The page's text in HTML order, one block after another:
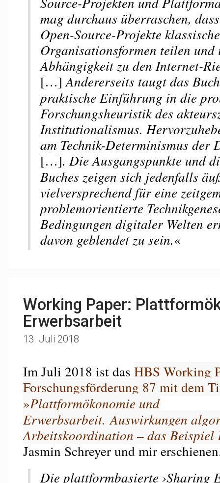
mag durchaus überraschen,
Open-Source-Projekte klassische
Organisationsformen teilen und
Abhängigkeit zu den Internet-
[…]Andererseits taugt das
praktische Einführung in die
Forschungsheuristik des
Institutionalismus.
am Technik-Determinismus
[…]. Die Ausgangspunkte und
Buches zeigen sich jedenfalls
vielversprechend für eine
problemorientierte
Bedingungen digitaler Welten
davon geblendet zu sein.«
Working Paper:
Erwerbsarbeit
13. Juli 2018
Im Juli 2018 ist das HBS Working
Forschungsförderung 87 mit dem
»Plattformökonomie und
Erwerbsarbeit. Auswirkungen
Arbeitskoordination – das Beispiel
Jasmin Schreyer und mir
Die plattformbasierte ›Sharing